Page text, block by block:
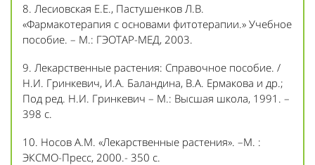
8. Лесиовская Е.Е., Пастушенков Л.В.
«Фармакотерапия с основами фитотерапии.» Учебное
пособие. – М.: ГЭОТАР-МЕД, 2003.
9. Лекарственные растения: Справочное пособие. /
Н.И. Гринкевич, И.А. Баландина, В.А. Ермакова и др.;
Под ред. Н.И. Гринкевич – М.: Высшая школа, 1991. –
398 с.
10. Носов А.М. «Лекарственные растения». –М. :
ЭКСМО-Пресс, 2000.- 350 с.